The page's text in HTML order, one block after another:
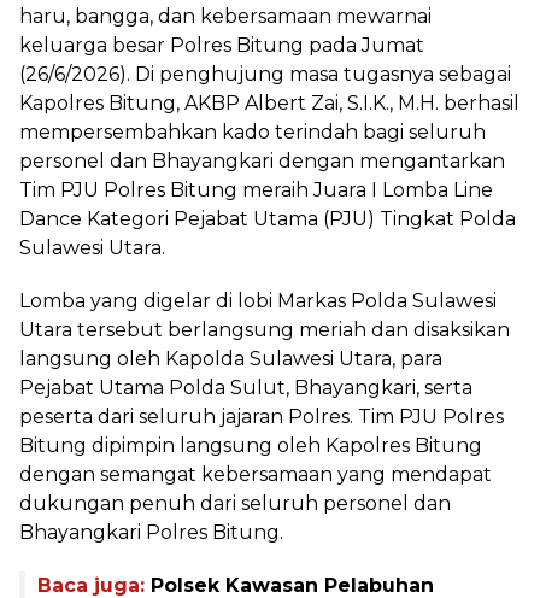
haru, bangga, dan kebersamaan mewarnai
keluarga besar Polres Bitung pada Jumat
(26/6/2026). Di penghujung masa tugasnya sebagai
Kapolres Bitung, AKBP Albert Zai, S.I.K., M.H. berhasil
mempersembahkan kado terindah bagi seluruh
personel dan Bhayangkari dengan mengantarkan
Tim PJU Polres Bitung meraih Juara I Lomba Line
Dance Kategori Pejabat Utama (PJU) Tingkat Polda
Sulawesi Utara.
Lomba yang digelar di lobi Markas Polda Sulawesi
Utara tersebut berlangsung meriah dan disaksikan
langsung oleh Kapolda Sulawesi Utara, para
Pejabat Utama Polda Sulut, Bhayangkari, serta
peserta dari seluruh jajaran Polres. Tim PJU Polres
Bitung dipimpin langsung oleh Kapolres Bitung
dengan semangat kebersamaan yang mendapat
dukungan penuh dari seluruh personel dan
Bhayangkari Polres Bitung.
Baca juga: Polsek Kawasan Pelabuhan